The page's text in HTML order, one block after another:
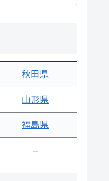
秋田県
山形県
福島県
–